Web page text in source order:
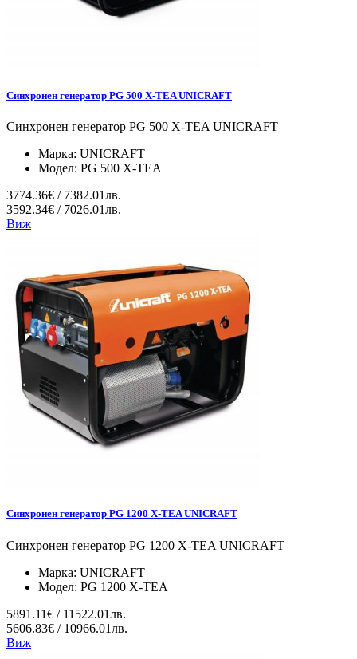
Синхронен генератор PG 500 X-TEA UNICRAFT
Синхронен генератор PG 500 X-TEA UNICRAFT
Марка: UNICRAFT
Модел: PG 500 X-TEA
3774.36€ / 7382.01лв.
3592.34€ / 7026.01лв.
Виж
Синхронен генератор PG 1200 X-TEA UNICRAFT
Синхронен генератор PG 1200 X-TEA UNICRAFT
Марка: UNICRAFT
Модел: PG 1200 X-TEA
5891.11€ / 11522.01лв.
5606.83€ / 10966.01лв.
Виж